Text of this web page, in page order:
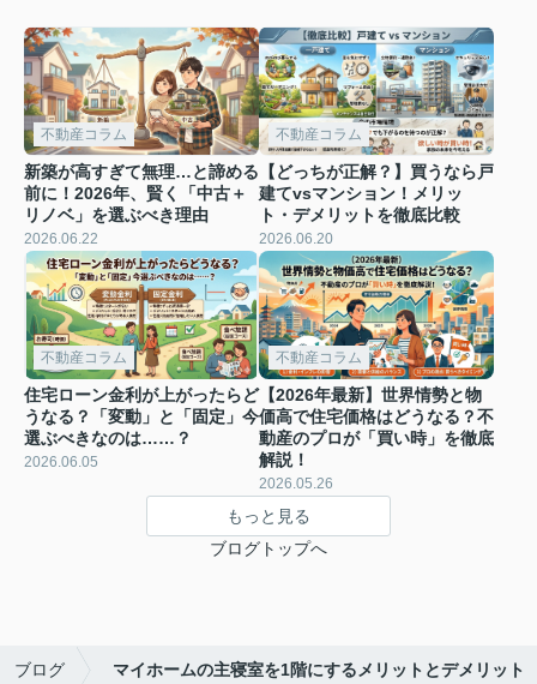
不動産コラム
新築が高すぎて無理…と諦める
前に！2026年、賢く「中古＋
リノベ」を選ぶべき理由
2026.06.22
不動産コラム
【どっちが正解？】買うなら戸
建てvsマンション！メリッ
ト・デメリットを徹底比較
2026.06.20
不動産コラム
住宅ローン金利が上がったらど
うなる？「変動」と「固定」今
選ぶべきなのは……？
2026.06.05
不動産コラム
【2026年最新】世界情勢と物
価高で住宅価格はどうなる？不
動産のプロが「買い時」を徹底
解説！
2026.05.26
もっと見る
ブログトップへ
ブログ マイホームの主寝室を1階にするメリットとデメリット